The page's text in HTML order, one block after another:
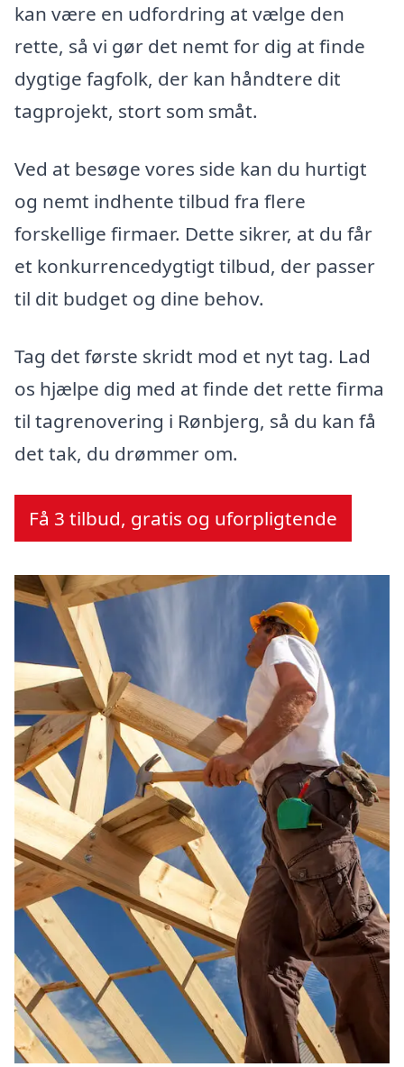
kan være en udfordring at vælge den
rette, så vi gør det nemt for dig at finde
dygtige fagfolk, der kan håndtere dit
tagprojekt, stort som småt.
Ved at besøge vores side kan du hurtigt
og nemt indhente tilbud fra flere
forskellige firmaer. Dette sikrer, at du får
et konkurrencedygtigt tilbud, der passer
til dit budget og dine behov.
Tag det første skridt mod et nyt tag. Lad
os hjælpe dig med at finde det rette firma
til tagrenovering i Rønbjerg, så du kan få
det tak, du drømmer om.
Få 3 tilbud, gratis og uforpligtende